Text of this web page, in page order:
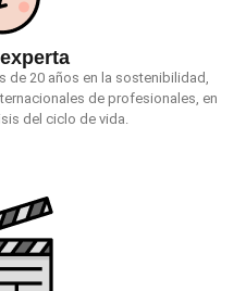
de 20 años en la sostenibilidad,
de profesionales, en
del ciclo de vida.